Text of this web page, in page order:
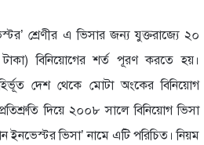
শ্রেণীর এ ভিসার জন্য যুক্তরাজ্যে ২০
বিনিয়োগের শর্ত পূরণ করতে হয়।
দেশ থেকে মোটা অংকের বিনিয়োগ
দিয়ে ২০০৮ সালে বিনিয়োগ ভিসা
ইনভেস্টর ভিসা’ নামে এটি পরিচিত। নিয়ম